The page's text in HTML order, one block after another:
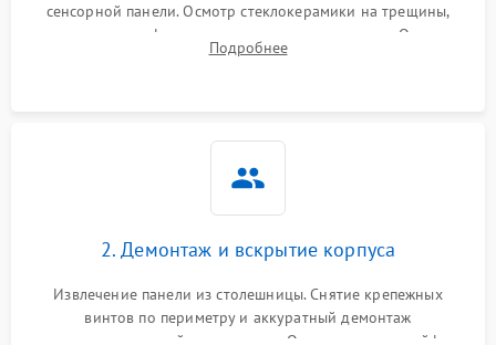
сенсорной панели. Осмотр стеклокерамики на трещины,
проверка конфорок на равномерность нагрева. Опрос
клиента о симптомах (не включается, не видит посуду,
Подробнее
2. Демонтаж и вскрытие корпуса
Извлечение панели из столешницы. Снятие крепежных
винтов по периметру и аккуратный демонтаж